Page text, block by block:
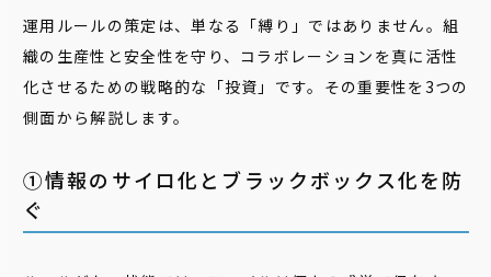
運用ルールの策定は、単なる「縛り」ではありません。組
織の生産性と安全性を守り、コラボレーションを真に活性
化させるための戦略的な「投資」です。その重要性を3つの
側面から解説します。
①情報のサイロ化とブラックボックス化を防
ぐ